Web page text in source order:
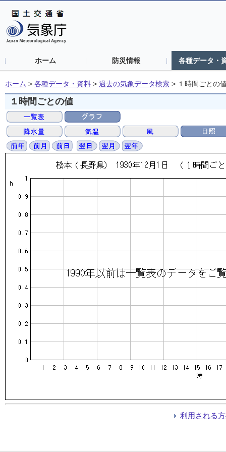
ホーム 防災情報 各種データ・
ホーム > 各種データ・資料 > 過去の気象データ検索 > １時間ごとの
１時間ごとの値
利用される